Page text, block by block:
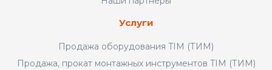
Услуги
Продажа оборудования TIM (ТИМ)
Продажа, прокат монтажных инструментов TIM (ТИМ)